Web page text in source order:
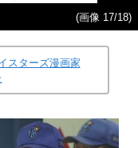
(画像 17/18)
スターズ漫画家